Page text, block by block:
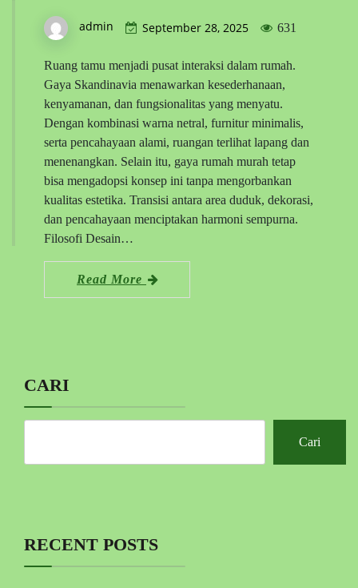
admin September 28, 2025 631
Ruang tamu menjadi pusat interaksi dalam rumah.
Gaya Skandinavia menawarkan kesederhanaan,
kenyamanan, dan fungsionalitas yang menyatu.
Dengan kombinasi warna netral, furnitur minimalis,
serta pencahayaan alami, ruangan terlihat lapang dan
menenangkan. Selain itu, gaya rumah murah tetap
bisa mengadopsi konsep ini tanpa mengorbankan
kualitas estetika. Transisi antara area duduk, dekorasi,
dan pencahayaan menciptakan harmoni sempurna.
Filosofi Desain…
Read More
CARI
Cari
RECENT POSTS